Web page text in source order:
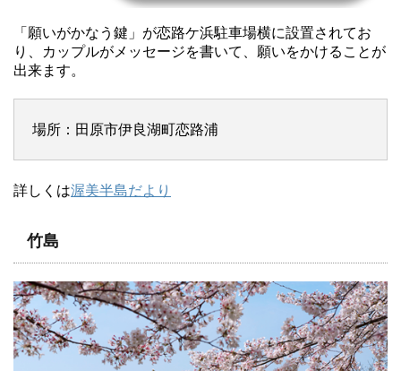
「願いがかなう鍵」が恋路ケ浜駐車場横に設置されてお
り、カップルがメッセージを書いて、願いをかけることが
出来ます。
場所：田原市伊良湖町恋路浦
詳しくは渥美半島だより
竹島